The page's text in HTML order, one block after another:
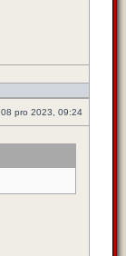
08 pro 2023, 09:24